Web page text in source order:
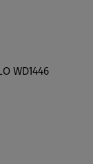
WD1446